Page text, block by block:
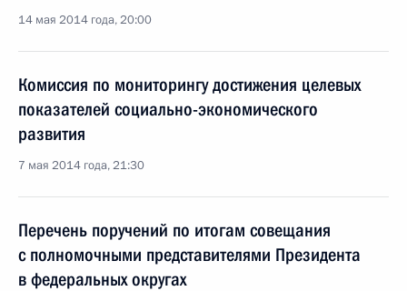
14 мая 2014 года, 20:00
Комиссия по мониторингу достижения целевых
показателей социально-экономического
развития
7 мая 2014 года, 21:30
Перечень поручений по итогам совещания
с полномочными представителями Президента
в федеральных округах